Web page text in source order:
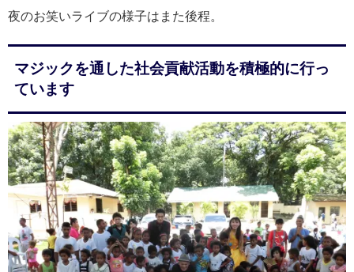
夜のお笑いライブの様子はまた後程。
マジックを通した社会貢献活動を積極的に行っ
ています